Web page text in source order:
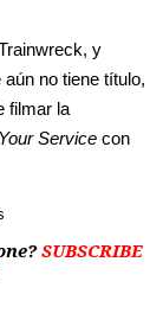
y
no tiene título,
filmar la
Service con
SUBSCRIBE